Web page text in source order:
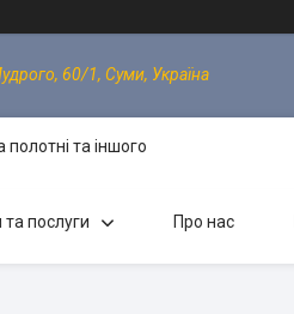
60/1, Суми, Україна
та іншого
послуги Про нас